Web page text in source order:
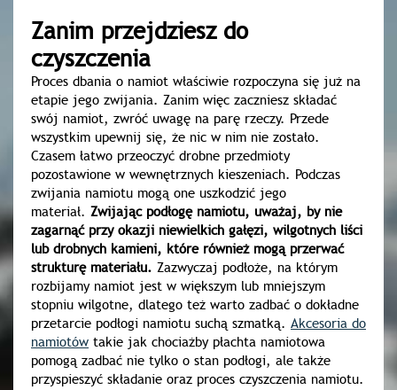
Zanim przejdziesz do
czyszczenia
Proces dbania o namiot właściwie rozpoczyna się już na
etapie jego zwijania. Zanim więc zaczniesz składać
swój namiot, zwróć uwagę na parę rzeczy. Przede
wszystkim upewnij się, że nic w nim nie zostało.
Czasem łatwo przeoczyć drobne przedmioty
pozostawione w wewnętrznych kieszeniach. Podczas
zwijania namiotu mogą one uszkodzić jego
materiał. Zwijając podłogę namiotu, uważaj, by nie
zagarnąć przy okazji niewielkich gałęzi, wilgotnych liści
lub drobnych kamieni, które również mogą przerwać
strukturę materiału. Zazwyczaj podłoże, na którym
rozbijamy namiot jest w większym lub mniejszym
stopniu wilgotne, dlatego też warto zadbać o dokładne
przetarcie podłogi namiotu suchą szmatką. Akcesoria do
namiotów takie jak chociażby płachta namiotowa
pomogą zadbać nie tylko o stan podłogi, ale także
przyspieszyć składanie oraz proces czyszczenia namiotu.